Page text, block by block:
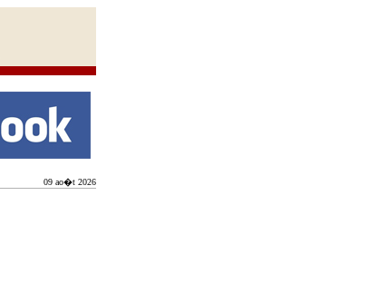
09 ao�t 2026